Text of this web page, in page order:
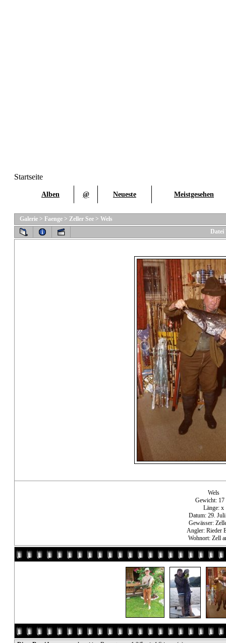
Startseite
Alben @ Neueste Meistgesehen
Galerie > Faenge > Zeller See > Wels
Datei
Wels
Gewicht: 17
Länge: x
Datum: 29.
Gewässer:
Angler: Rieder
Wohnort: Zell